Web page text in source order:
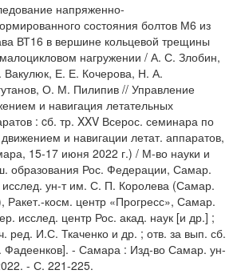
напряженно-
состояния болтов М6 из
ВТ16 в вершине кольцевой трещины
нагружении / А. С. Злобин,
Вакулюк, Е. Е. Кочерова, Н. А.
О. М. Пилипив // Управление
и навигация летательных
: cб. тр. XXV Всерос. семинара по
и навигации летат. аппаратов,
15-17 июня 2022 г.) / М-во науки и
образования Рос. Федерации, Самар.
исслед. ун-т им. С. П. Королева (Самар.
Ракет.-косм. центр «Прогресс», Самар.
исслед. центр Рос. акад. наук [и др.] ;
ред. И.С. Ткаченко и др. ; отв. за вып. сб.
Фадеенков]. - Самара : Изд-во Самар. ун-
- С. 221-225.